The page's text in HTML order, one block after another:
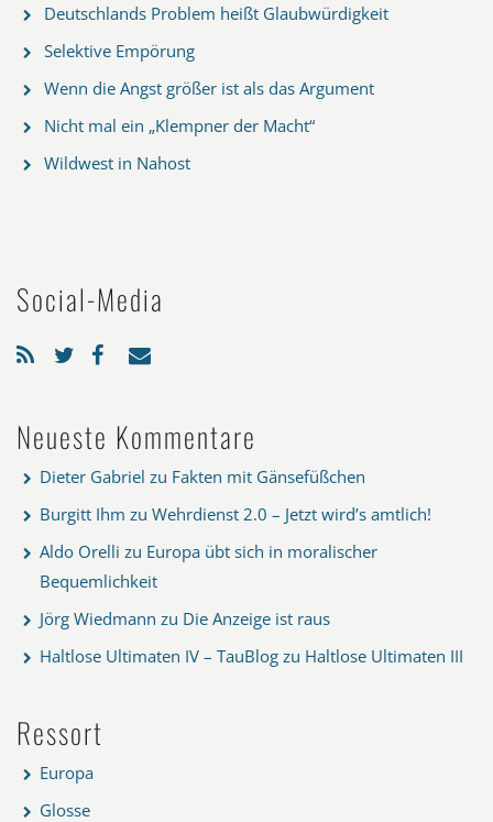
Deutschlands Problem heißt Glaubwürdigkeit
Selektive Empörung
Wenn die Angst größer ist als das Argument
Nicht mal ein „Klempner der Macht“
Wildwest in Nahost
Social-Media
Neueste Kommentare
Dieter Gabriel zu Fakten mit Gänsefüßchen
Burgitt Ihm zu Wehrdienst 2.0 – Jetzt wird’s amtlich!
Aldo Orelli zu Europa übt sich in moralischer
Bequemlichkeit
Jörg Wiedmann zu Die Anzeige ist raus
Haltlose Ultimaten IV – TauBlog zu Haltlose Ultimaten III
Ressort
Europa
Glosse